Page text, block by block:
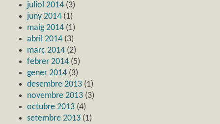
juliol 2014 (3)
juny 2014 (1)
maig 2014 (1)
abril 2014 (3)
març 2014 (2)
febrer 2014 (5)
gener 2014 (3)
desembre 2013 (1)
novembre 2013 (3)
octubre 2013 (4)
setembre 2013 (1)